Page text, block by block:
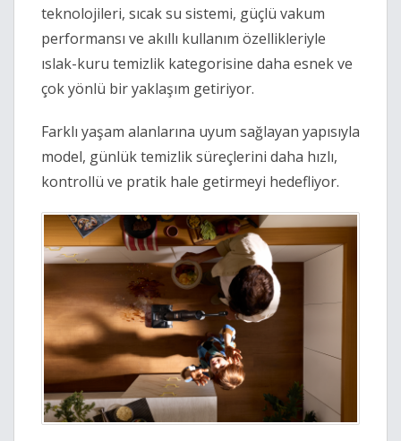
teknolojileri, sıcak su sistemi, güçlü vakum
performansı ve akıllı kullanım özellikleriyle
ıslak-kuru temizlik kategorisine daha esnek ve
çok yönlü bir yaklaşım getiriyor.
Farklı yaşam alanlarına uyum sağlayan yapısıyla
model, günlük temizlik süreçlerini daha hızlı,
kontrollü ve pratik hale getirmeyi hedefliyor.